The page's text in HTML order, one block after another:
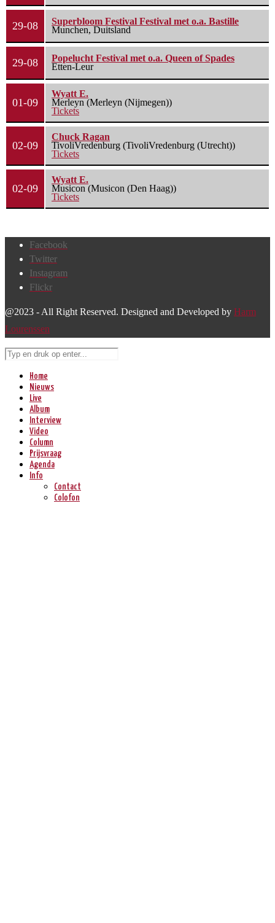
29-08
Superbloom Festival Festival met o.a. Bastille
Munchen, Duitsland
29-08
Popelucht Festival met o.a. Queen of Spades
Etten-Leur
01-09
Wyatt E.
Merleyn (Merleyn (Nijmegen))
Tickets
02-09
Chuck Ragan
TivoliVredenburg (TivoliVredenburg (Utrecht))
Tickets
02-09
Wyatt E.
Musicon (Musicon (Den Haag))
Tickets
Facebook
Twitter
Instagram
Flickr
@2023 - All Right Reserved. Designed and Developed by Harm
Lourenssen
Home
Nieuws
Live
Album
Interview
Video
Column
Prijsvraag
Agenda
Info
Contact
Colofon